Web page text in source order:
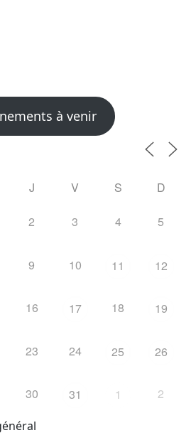
à venir
J V S D
2 3 4 5
9 10 11 12
16 17 18 19
23 24 25 26
30 31 1 2